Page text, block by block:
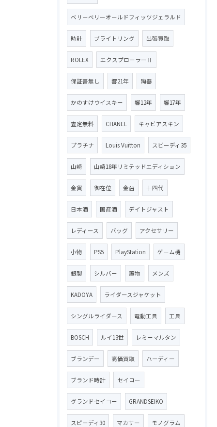
ベリーベリーオールドフィッツジェラルド
時計 ブライトリング 出張買取
ROLEX エクスプローラーⅡ
保証書無し 響21年 陶器
かのすけウイスキー 響12年 響17年
査定無料 CHANEL キャビアスキン
プラチナ Louis Vuitton スピーディ35
山崎 山崎18年リミテッドエディション
金貨 御在位 金歯 十四代
日本酒 国産酒 デイトジャスト
レディース バッグ アクセサリー
小物 PS5 PlayStation ゲーム機
銀製 シルバー 置物 メンズ
KADOYA ライダースジャケット
シングルライダース 電動工具 工具
BOSCH ルイ13世 レミーマルタン
ブランデー 高価買取 ハーディー
ブランド時計 セイコー
グランドセイコー GRANDSEIKO
スピーディ30 マカサー モノグラム